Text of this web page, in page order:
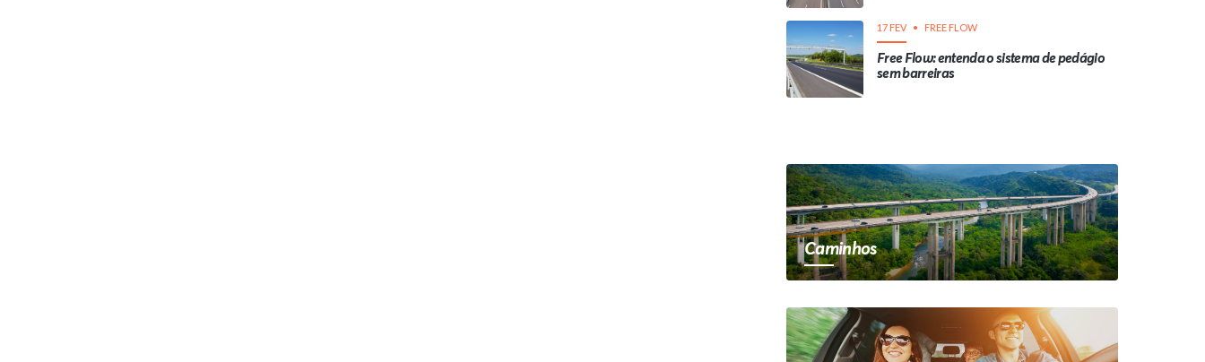
17 FEV FREE FLOW
Free Flow: entenda o sistema de pedágio
sem barreiras
Caminhos